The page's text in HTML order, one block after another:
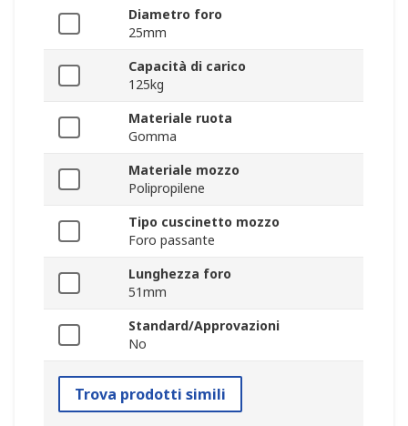
Diametro foro
25mm
Capacità di carico
125kg
Materiale ruota
Gomma
Materiale mozzo
Polipropilene
Tipo cuscinetto mozzo
Foro passante
Lunghezza foro
51mm
Standard/Approvazioni
No
Trova prodotti simili